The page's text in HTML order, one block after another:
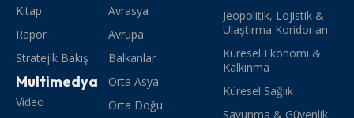
Kitap
Rapor
Stratejik Bakış
Multimedya
Video
Avrasya
Avrupa
Balkanlar
Orta Asya
Orta Doğu
Jeopolitik, Lojistik &
Ulaştırma Koridorları
Küresel Ekonomi &
Kalkınma
Küresel Sağlık
Savunma & Güvenlik